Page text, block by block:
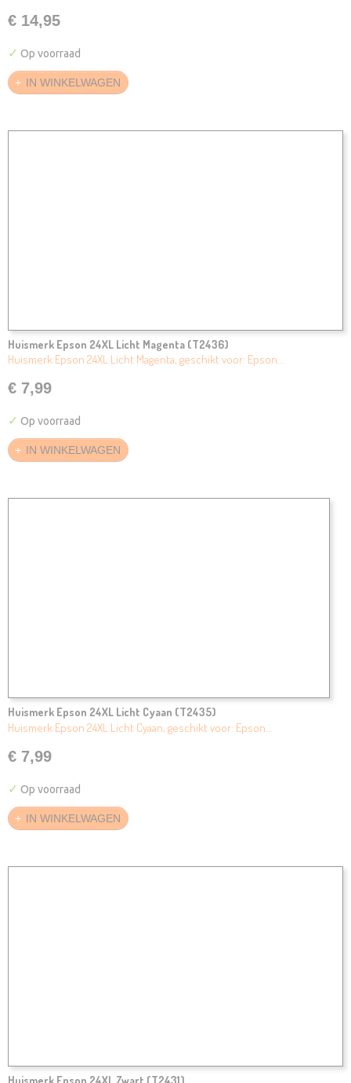
€ 14,95
✓ Op voorraad
IN WINKELWAGEN
Huismerk Epson 24XL Licht Magenta (T2436)
Huismerk Epson 24XL Licht Magenta, geschikt voor: Epson…
€ 7,99
✓ Op voorraad
IN WINKELWAGEN
Huismerk Epson 24XL Licht Cyaan (T2435)
Huismerk Epson 24XL Licht Cyaan, geschikt voor: Epson…
€ 7,99
✓ Op voorraad
IN WINKELWAGEN
Huismerk Epson 24XL Zwart (T2431)